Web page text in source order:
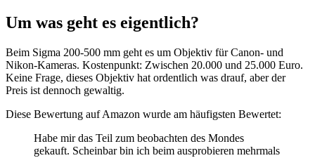
Um was geht es eigentlich?
Beim Sigma 200-500 mm geht es um Objektiv für Canon- und
Nikon-Kameras. Kostenpunkt: Zwischen 20.000 und 25.000 Euro.
Keine Frage, dieses Objektiv hat ordentlich was drauf, aber der
Preis ist dennoch gewaltig.
Diese Bewertung auf Amazon wurde am häufigsten Bewertet:
Habe mir das Teil zum beobachten des Mondes
gekauft. Scheinbar bin ich beim ausprobieren mehrmals